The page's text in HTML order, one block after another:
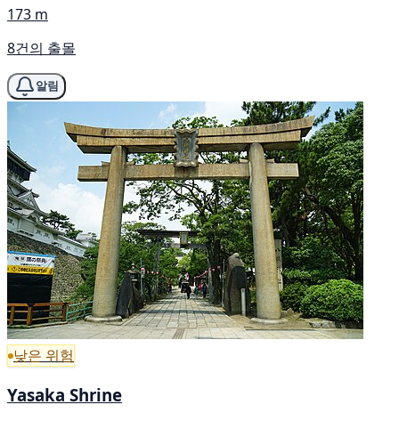
173 m
8건의 출몰
알림
낮은 위험
Yasaka Shrine